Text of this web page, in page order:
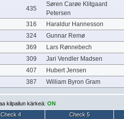
435
Søren Carøe Klitgaard
Petersen
316
Haraldur Hannesson
324
Gunnar Remø
369
Lars Rønnebech
309
Jari Vendler Madsen
407
Hubert Jensen
387 William Byron Gram
kilpailun kärkeä: ON
Check 4
Check 5